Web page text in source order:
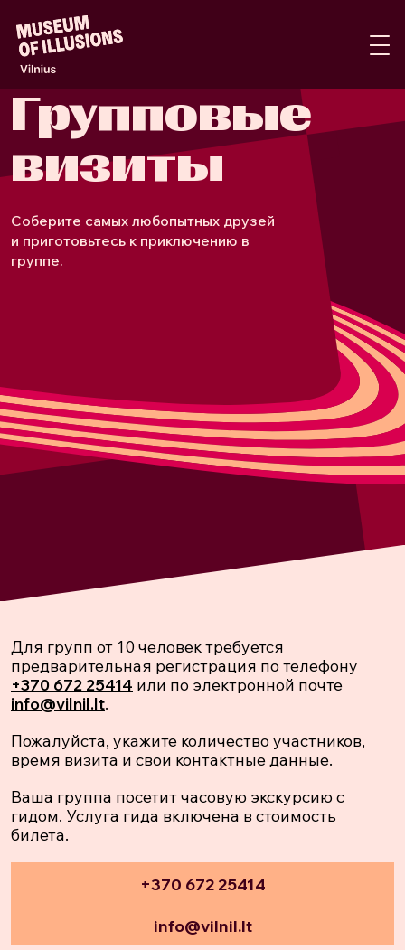
Групповые
визиты
Соберите самых любопытных друзей
и приготовьтесь к приключению в
группе.
Для групп от 10 человек требуется
предварительная регистрация по телефону
+370 672 25414 или по электронной почте
info@vilnil.lt.
Пожалуйста, укажите количество участников,
время визита и свои контактные данные.
Ваша группа посетит часовую экскурсию с
гидом. Услуга гида включена в стоимость
билета.
+370 672 25414
info@vilnil.lt